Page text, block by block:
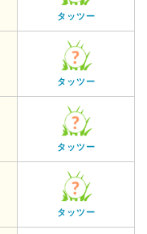
タッツー
タッツー
タッツー
タッツー